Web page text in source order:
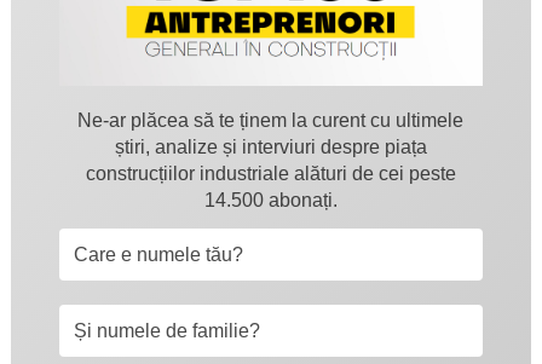
Ne-ar plăcea să te ținem la curent cu ultimele
știri, analize și interviuri despre piața
construcțiilor industriale alături de cei peste
14.500 abonați.